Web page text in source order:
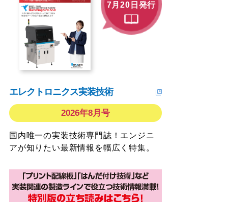
7月20日発行
エレクトロニクス実装技術
2026年8月号
国内唯一の実装技術専門誌！エンジニ
アが知りたい最新情報を幅広く特集。